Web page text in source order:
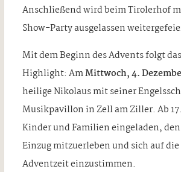
Anschließend wird beim Tirolerhof
Show-Party ausgelassen
Mit dem Beginn des Advents folgt
Highlight: AmMittwoch, 4.
heilige Nikolaus mit seiner
Musikpavillon in Zell am Ziller. Ab
Kinder und Familien eingeladen,
Einzug mitzuerleben und sich auf
Adventzeit einzustimmen.